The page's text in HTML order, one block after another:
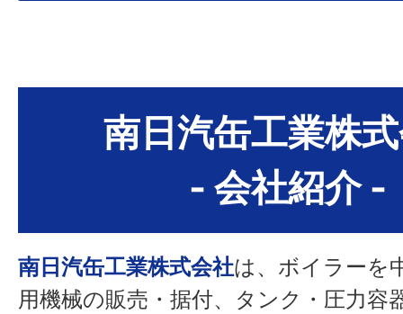
南日汽缶工業株
- 会社紹介 -
南日汽缶工業株式会社は、ボイラーを
用機械の販売・据付、タンク・圧力容